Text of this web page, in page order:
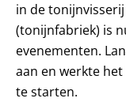
in de
(tonijnfabriek) is
evenementen.
aan en werkte
te starten.